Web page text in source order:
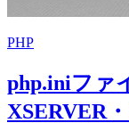
PHP
php.iniファ
XSERVER